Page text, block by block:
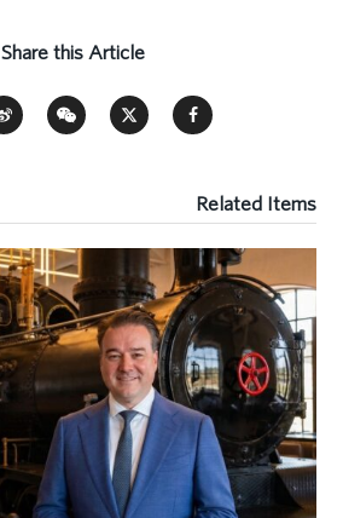
Share this Article
Related Items